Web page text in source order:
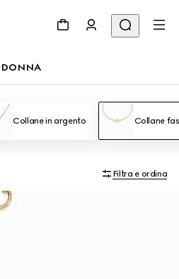
Collane in argento Collane
Filtra e ordina